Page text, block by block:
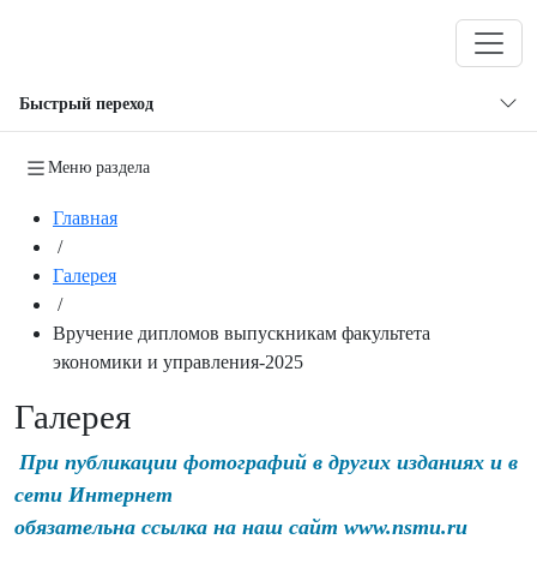
Быстрый переход
Меню раздела
Главная
/
Галерея
/
Вручение дипломов выпускникам факультета
экономики и управления-2025
Галерея
При публикации фотографий в других изданиях и в
сети Интернет
обязательна ссылка на наш сайт www.nsmu.ru